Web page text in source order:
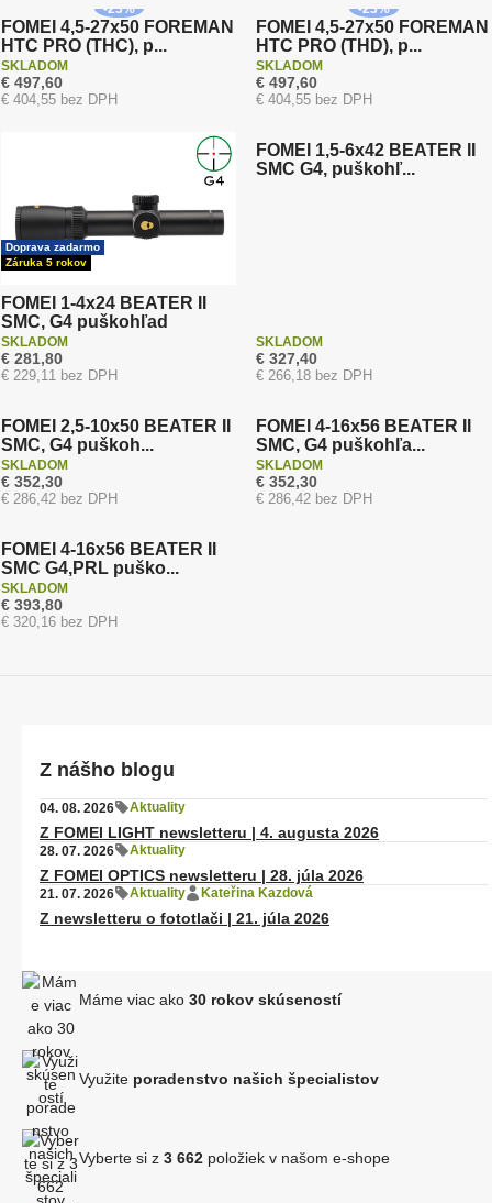
Máme viac ako 30 rokov skúseností
Využite poradenstvo našich špecialistov
Vyberte si z 3 662 položiek v našom e-shope
-23%
FOMEI 4,5-27x50 FOREMAN
HTC PRO (THC), p...
€ 497,60
€ 404,55 bez DPH
SKLADOM
-23%
FOMEI 4,5-27x50 FOREMAN
HTC PRO (THD), p...
€ 497,60
€ 404,55 bez DPH
SKLADOM
Doprava zadarmo
Záruka 5 rokov
FOMEI 1-4x24 BEATER II
SMC, G4 puškohľad
€ 281,80
€ 229,11 bez DPH
SKLADOM
Doprava zadarmo
Záruka 5 rokov
FOMEI 1,5-6x42 BEATER II
SMC G4, puškohľ...
€ 327,40
€ 266,18 bez DPH
SKLADOM
Doprava zadarmo
Záruka 5 rokov
FOMEI 2,5-10x50 BEATER II
SMC, G4 puškoh...
€ 352,30
€ 286,42 bez DPH
SKLADOM
Doprava zadarmo
Záruka 5 rokov
FOMEI 4-16x56 BEATER II
SMC, G4 puškohľa...
€ 352,30
€ 286,42 bez DPH
SKLADOM
Doprava zadarmo
Záruka 5 rokov
FOMEI 4-16x56 BEATER II
SMC G4,PRL puško...
€ 393,80
€ 320,16 bez DPH
SKLADOM
Z nášho blogu
04. 08. 2026 Aktuality
Z FOMEI LIGHT newsletteru | 4. augusta 2026
28. 07. 2026 Aktuality
Z FOMEI OPTICS newsletteru | 28. júla 2026
21. 07. 2026 Aktuality Kateřina Kazdová
Z newsletteru o fototlači | 21. júla 2026